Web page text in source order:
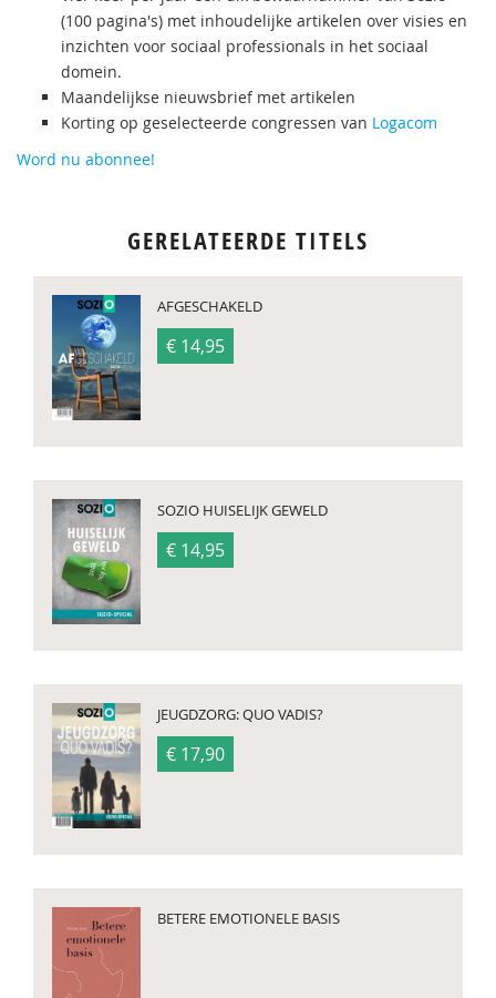
(100 pagina's) met inhoudelijke artikelen over visies en
inzichten voor sociaal professionals in het sociaal
domein.
Maandelijkse nieuwsbrief met artikelen
Korting op geselecteerde congressen van Logacom
Word nu abonnee!
GERELATEERDE TITELS
AFGESCHAKELD
€ 14,95
SOZIO HUISELIJK GEWELD
€ 14,95
JEUGDZORG: QUO VADIS?
€ 17,90
BETERE EMOTIONELE BASIS